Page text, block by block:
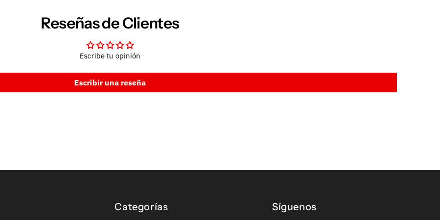
Reseñas de Clientes
Escribe tu opinión
Escribir una reseña
Categorías Síguenos